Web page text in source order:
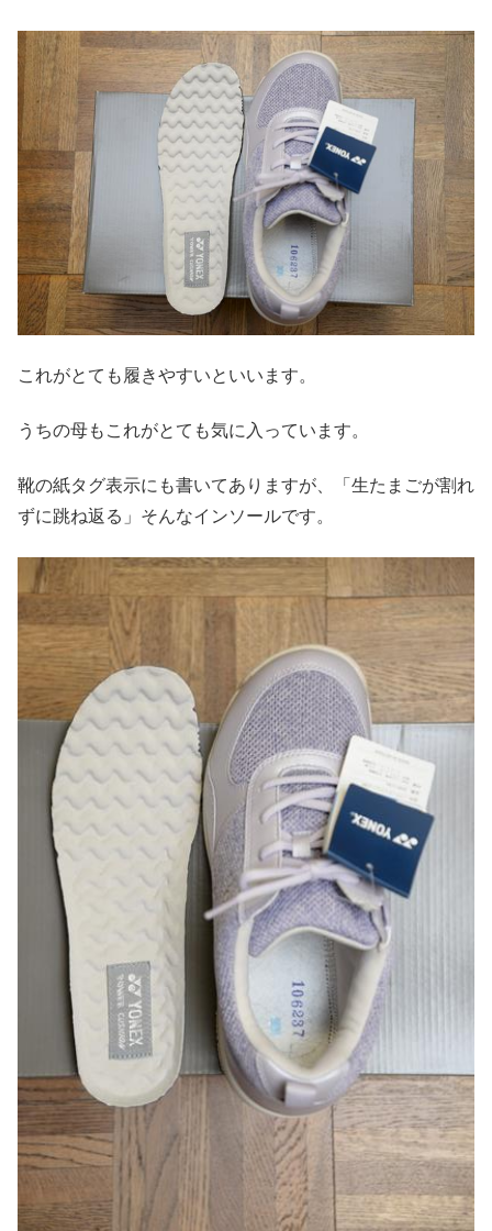
これがとても履きやすいといいます。
うちの母もこれがとても気に入っています。
靴の紙タグ表示にも書いてありますが、「生たまごが割れ
ずに跳ね返る」そんなインソールです。